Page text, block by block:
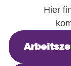
Hier